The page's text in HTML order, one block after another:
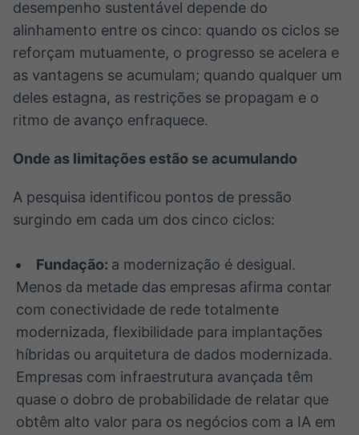
desempenho sustentável depende do
alinhamento entre os cinco: quando os ciclos se
reforçam mutuamente, o progresso se acelera e
as vantagens se acumulam; quando qualquer um
deles estagna, as restrições se propagam e o
ritmo de avanço enfraquece.
Onde as limitações estão se acumulando
A pesquisa identificou pontos de pressão
surgindo em cada um dos cinco ciclos:
Fundação: a modernização é desigual.
Menos da metade das empresas afirma contar
com conectividade de rede totalmente
modernizada, flexibilidade para implantações
híbridas ou arquitetura de dados modernizada.
Empresas com infraestrutura avançada têm
quase o dobro de probabilidade de relatar que
obtêm alto valor para os negócios com a IA em